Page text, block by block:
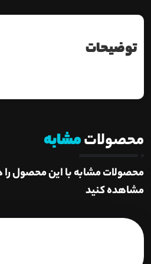
توضیحات
محصولاتمشابه
محصولات مشابه با این محصول را
مشاهده کنید